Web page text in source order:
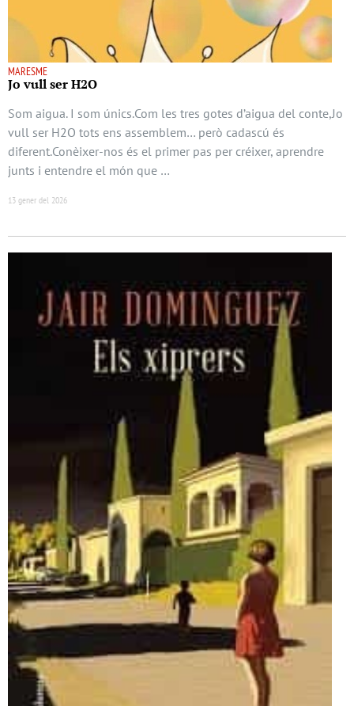
MARESME
Jo vull ser H2O
Som aigua. I som únics.Com les tres gotes d’aigua del conte,Jo
vull ser H2O tots ens assemblem… però cadascú és
diferent.Conèixer-nos és el primer pas per créixer, aprendre
junts i entendre el món que …
13 gener del 2026